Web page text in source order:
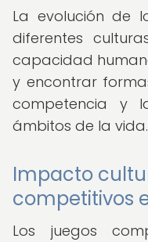
La evolución de
diferentes
capacidad
y encontrar
competencia y
ámbitos de la vida.
Impacto
competitivos
Los juegos